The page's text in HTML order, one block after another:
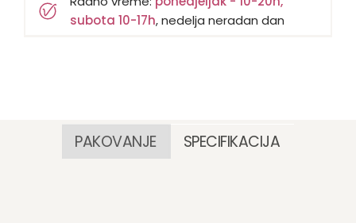
subota 10-17h, nedelja neradan dan
PAKOVANJE SPECIFIKACIJA